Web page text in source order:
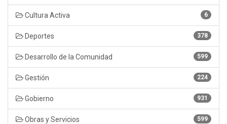
6
Cultura Activa
378
Deportes
599
Desarrollo de la Comunidad
224
Gestión
931
Gobierno
599
Obras y Servicios